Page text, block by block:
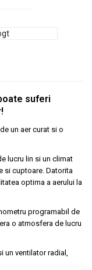
suferi
un aer curat si o
lucru lin si un climat
si cuptoare. Datorita
optima a aerului la
programabil de
o atmosfera de lucru
un ventilator radial,